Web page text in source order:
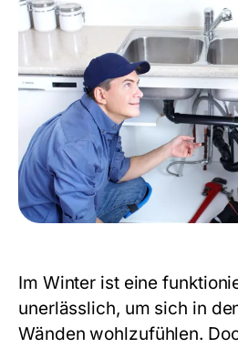
Im Winter ist eine
unerlässlich, um sich in
Wänden wohlzufühlen.